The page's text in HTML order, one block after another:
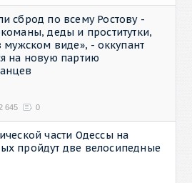
сброд по всему Ростову -
деды и проститутки,
мужском виде», - оккупант
на новую партию
645 0
части Одессы на
пройдут две велосипедные